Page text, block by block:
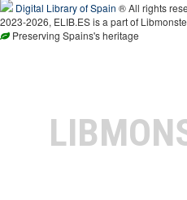
Digital Library of Spain ® All rights
2023-2026, ELIB.ES is a part of
Preserving Spains's heritage